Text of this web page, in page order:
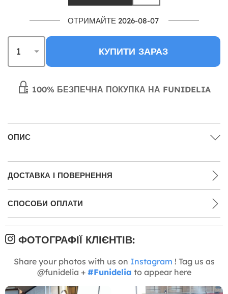
ОТРИМАЙТЕ 2026-08-07
КУПИТИ ЗАРАЗ
100% БЕЗПЕЧНА ПОКУПКА НА FUNIDELIA
ОПИС
ДОСТАВКА І ПОВЕРНЕННЯ
СПОСОБИ ОПЛАТИ
ФОТОГРАФІЇ КЛІЄНТІВ:
Share your photos with us on Instagram ! Tag us as
@funidelia + #Funidelia to appear here